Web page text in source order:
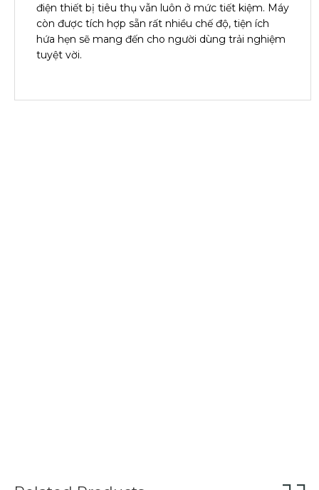
điện thiết bị tiêu thụ vẫn luôn ở mức tiết kiệm. Máy
còn được tích hợp sẵn rất nhiều chế độ, tiện ích
hứa hẹn sẽ mang đến cho người dùng trải nghiệm
tuyệt vời.